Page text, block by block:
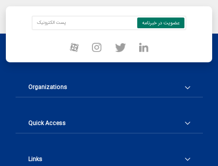
Organizations
Quick Access
Links